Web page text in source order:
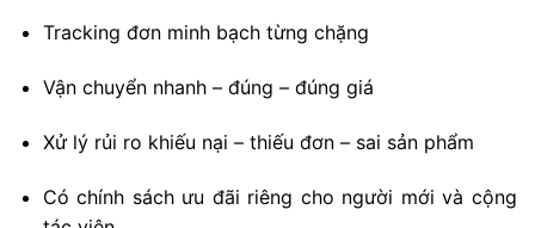
Tracking đơn minh bạch từng chặng
Vận chuyển nhanh – đúng – đúng giá
Xử lý rủi ro khiếu nại – thiếu đơn – sai sản phẩm
Có chính sách ưu đãi riêng cho người mới và cộng